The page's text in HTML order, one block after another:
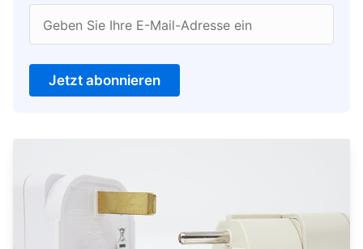
Geben Sie Ihre E-Mail-Adresse ein
Jetzt abonnieren